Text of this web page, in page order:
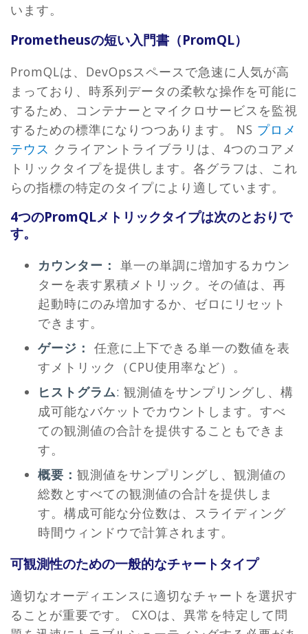
います。
Prometheusの短い入門書（PromQL）
PromQLは、DevOpsスペースで急速に人気が高
まっており、時系列データの柔軟な操作を可能に
するため、コンテナーとマイクロサービスを監視
するための標準になりつつあります。 NS プロメ
テウス クライアントライブラリは、4つのコアメ
トリックタイプを提供します。各グラフは、これ
らの指標の特定のタイプにより適しています。
4つのPromQLメトリックタイプは次のとおりで
す。
カウンター： 単一の単調に増加するカウン
ターを表す累積メトリック。その値は、再
起動時にのみ増加するか、ゼロにリセット
できます。
ゲージ： 任意に上下できる単一の数値を表
すメトリック（CPU使用率など）。
ヒストグラム: 観測値をサンプリングし、構
成可能なバケットでカウントします。すべ
ての観測値の合計を提供することもできま
す。
概要： 観測値をサンプリングし、観測値の
総数とすべての観測値の合計を提供しま
す。構成可能な分位数は、スライディング
時間ウィンドウで計算されます。
可観測性のための一般的なチャートタイプ
適切なオーディエンスに適切なチャートを選択す
ることが重要です。 CXOは、異常を特定して問